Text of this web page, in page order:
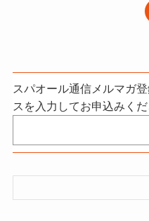
スパオール通信メルマガ
スを入力してお申込みくだ